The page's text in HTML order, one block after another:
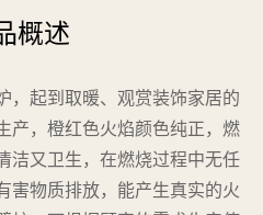
概述
，起到取暖、观赏装饰家居的
产，橙红色火焰颜色纯正，燃
洁又卫生，在燃烧过程中无任
害物质排放，能产生真实的火